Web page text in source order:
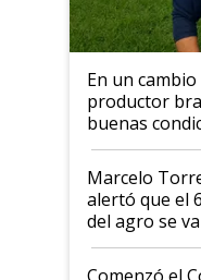
En un
productor
buenas
argentino
más
Marcelo
alertó que el
del agro se
"No es
Argentina se